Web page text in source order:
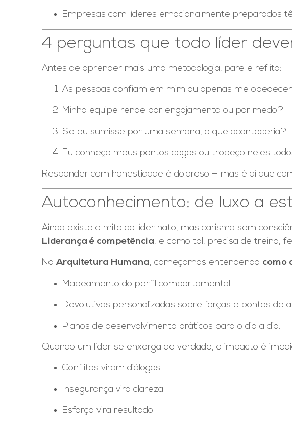
Empresas com líderes emocionalmente preparados
4 perguntas que todo líder
Antes de aprender mais uma metodologia, pare e reflita:
As pessoas confiam em mim ou apenas me
Minha equipe rende por engajamento ou por medo?
Se eu sumisse por uma semana, o que aconteceria?
Eu conheço meus pontos cegos ou tropeço neles
Responder com honestidade é doloroso — mas é aí que
Autoconhecimento: de luxo a
Ainda existe o mito do líder nato, mas carisma sem
Liderança é competência, e como tal, precisa de treino,
NaArquitetura Humana, começamos entendendo como
Mapeamento do perfil comportamental.
Devolutivas personalizadas sobre forças e pontos de
Planos de desenvolvimento práticos para o dia a dia.
Quando um líder se enxerga de verdade, o impacto é
Conflitos viram diálogos.
Insegurança vira clareza.
Esforço vira resultado.